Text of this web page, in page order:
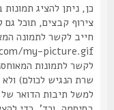
כן, ניתן להציג תמונות
צירוף קבצים, תוכל גם
חייב לקשר לתמונה
לקשר לתמונות
שרת הנגיש לכולם) ולא